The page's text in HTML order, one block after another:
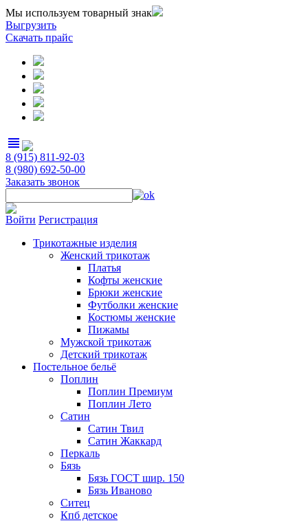
Мы используем товарный знак
Выгрузить
Скачать прайс
view_headline
8 (915) 811-92-03
8 (980) 692-50-00
Заказать звонок
Войти Регистрация
Трикотажные изделия
Женский трикотаж
Платья
Кофты женские
Брюки женские
Футболки женские
Костюмы женские
Пижамы
Мужской трикотаж
Детский трикотаж
Постельное бельё
Поплин
Поплин Премиум
Поплин Лето
Сатин
Сатин Твил
Сатин Жаккард
Перкаль
Бязь
Бязь ГОСТ шир. 150
Бязь Иваново
Ситец
Кпб детское